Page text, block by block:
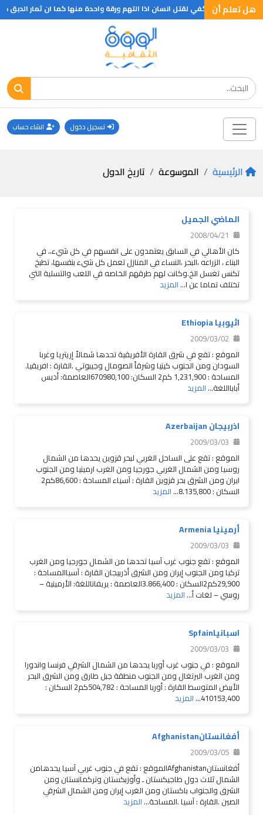
هل تعلم أن
العطرة تكفي لقتل انسان اذا التهم ورقة واحدة منها كما ان ثمار الدبق
تسجيل دخول انشاء حساب
الرئيسية الموسوعة تاريخ الدول
الماضي الجميل
2008/04/21
كان الأهالي في السابق يعتمدون على انفسهم في كل شيء،، في
البناء ، الزراعه ،البحر ،النساء في المنازل تعمل كل شيء بنفسها، تطبخ
تكنس تغسل الخ.وكانت لهم طرقهم الخاصه في اللعب والتسلية التي
تختلف تماما عن ا...المزيد
اثيوبيا Ethiopia
2009/03/02
الموقع : تقع في شرق القارة الأفريقية تحدها شمالاً إريتريا وغربا
السودان ومن الجنوب كينيا وشرقاً الصومال وجيبوتي .القارة : افريقيا.
المساحة : 1,231,900 كم2 السكان: 670980,100العاصمة: أديس
أبابااللغة...المزيد
اذربيجان Azerbaijan
2009/03/03
الموقع : تقع على الساحل الغربي لبحر قزوين يحدها من الشمال
روسيا ومن الشمال الغربي جورجيا ومن الغرب ارمينيا ومن الجنوب
ايران ومن الشرق بحر قزوين القارة : آسياء المساحة : 86,600كم2
السكان : 8.135,800... المزيد
أرمينيا Armenia
2009/03/03
الموقع : تقع جنوب غرب آسيا تحدها من الشمال جورجيا ومن الغرب
تركيا ومن الجنوب إيران ومن الشرق أذربيجان القارة : آسياالمساحة :
29,900كم2السكان : 3.866,400العاصمة : يريفاناللغة: الأرمينية –
روسي – لغات أ...المزيد
اسبانياSpfain
2009/03/03
الموقع : في جنوب غرب أوربا يحدها من الشمال الشرقي فرنسا واندورا
ومن الغرب البرتغال ومن الجنوب منطقة جبل طارق ومن الشرق البحر
الأبيض المتوسط القارة : أوربا المساحة : 504,782كم2 السكان :
410153,400... المزيد
أفغانستانAfghanistan
2009/03/05
أفغانستانAfghanistanالموقع : تقع في جنوب غربي آسيا يحدهامن
الشمال ثلاث دول طاجيكستان ـ وأوزبكستان وتركمانستان ومن
الشرق والجنواب باكستان ومن الغرب إيران ومن الشمال الشرقي
الصين .القارة : آسيا .المساحة...المزيد